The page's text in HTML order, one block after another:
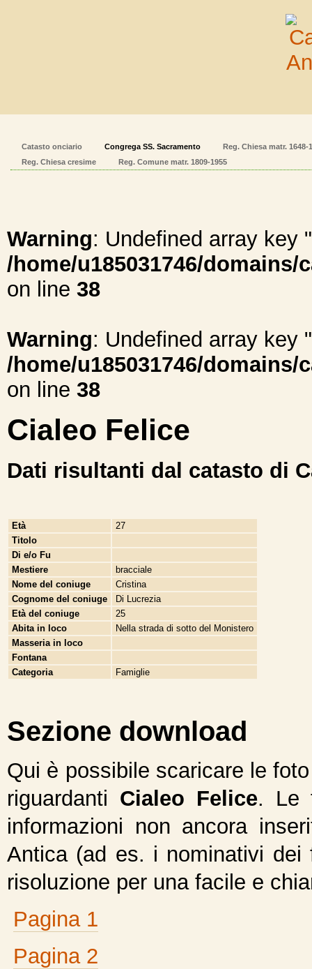
Catasto onciario Congrega SS. Sacramento
Reg. Chiesa matr. 1648-
Reg. Chiesa cresime
Reg. Comune matr. 1809-1955
Warning: Undefined array key
/home/u185031746/
on line 38
Warning: Undefined array key
/home/u185031746/
on line 38
Cialeo Felice
Dati risultanti dal catasto di
Età
27
Titolo
Di e/o Fu
Mestiere
bracciale
Nome del coniuge
Cristina
Cognome del coniuge
Di Lucrezia
Età del coniuge
25
Abita in loco
Nella strada di sotto del Monistero
Masseria in loco
Fontana
Categoria
Famiglie
Sezione download
Qui è possibile scaricare le
riguardanti Cialeo Felice. Le
informazioni non ancora
Antica (ad es. i nominativi
risoluzione per una facile e
Pagina 1
Pagina 2